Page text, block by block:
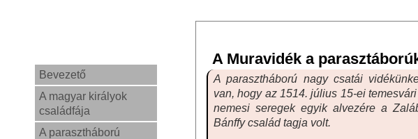
Bevezető
A magyar királyok
családfája
A parasztháború
A Muravidék a
A parasztháború nagy csatái
van, hogy az 1514. július 15-ei
nemesi seregek egyik alvezére a
Bánffy család tagja volt.